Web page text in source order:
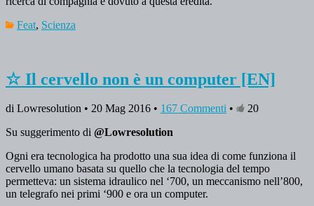
Feat, Scienza
☆ Il cervello non è un computer [EN]
di Lowresolution • 20 Mag 2016 • 167 Commenti •
20
Su suggerimento di @Lowresolution
Ogni era tecnologica ha prodotto una sua idea di come funziona il
cervello umano basata su quello che la tecnologia del tempo
permetteva: un sistema idraulico nel ‘700, un meccanismo nell’800,
un telegrafo nei primi ‘900 e ora un computer.